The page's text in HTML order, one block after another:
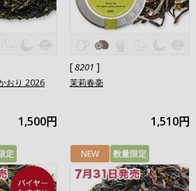
おり 2026
1,500円
[8201 ]
茉莉春毫
1,510円
定 NEW 数量限定